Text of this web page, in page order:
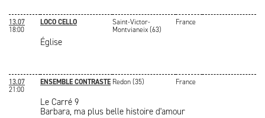
13.07
18:00
LOCO CELLO
Saint-Victor-
Montvianeix (63)
France
Église
13.07
21:00
ENSEMBLE CONTRASTE Redon (35) France
Le Carré 9
Barbara, ma plus belle histoire d'amour